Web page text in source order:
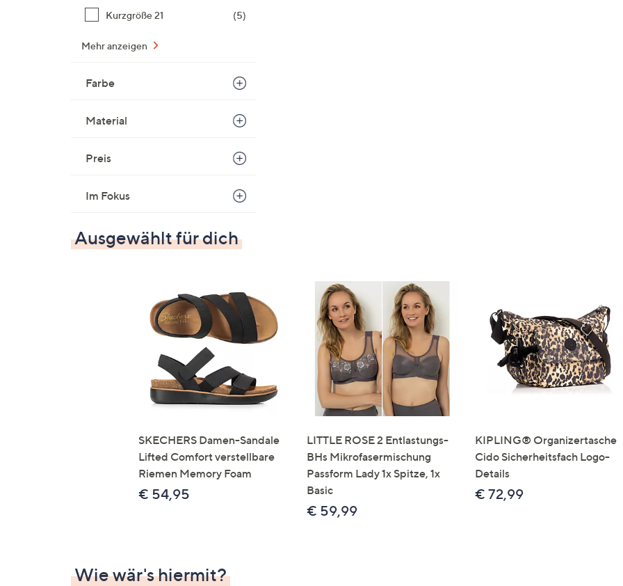
Kurzgröße 21
(5)
Mehr anzeigen
Farbe
Material
Preis
Im Fokus
Ausgewählt für dich
SKECHERS Damen-Sandale
Lifted Comfort verstellbare
Riemen Memory Foam
€ 54,95
LITTLE ROSE 2 Entlastungs-
BHs Mikrofasermischung
Passform Lady 1x Spitze, 1x
Basic
€ 59,99
KIPLING® Organizertasche
Cido Sicherheitsfach Logo-
Details
€ 72,99
Wie wär's hiermit?